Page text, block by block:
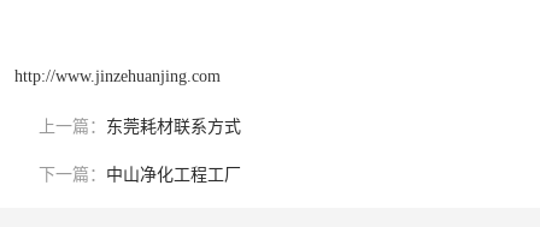
http://www.jinzehuanjing.com
上一篇： 东莞耗材联系方式
下一篇： 中山净化工程工厂